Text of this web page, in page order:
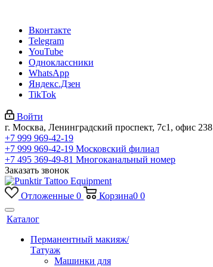
Вконтакте
Telegram
YouTube
Одноклассники
WhatsApp
Яндекс.Дзен
TikTok
Войти
г. Москва, Ленинградский проспект, 7с1, офис 238
+7 999 969-42-19
+7 999 969-42-19 Московский филиал
+7 495 369-49-81 Многоканальный номер
Заказать звонок
Отложенные 0 Корзина0 0
Каталог
Перманентный макияж/
Татуаж
Машинки для